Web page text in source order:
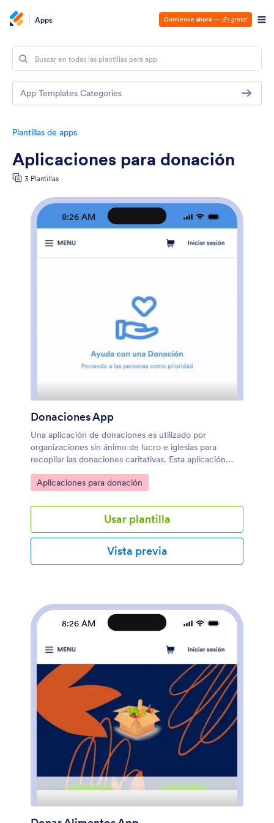
Apps Comience ahora — ¡Es gratis!
Plantillas de apps
Aplicaciones para donación
3 Plantillas
8:26 AM
Donaciones App
Una aplicación de donaciones es utilizado por
organizaciones sin ánimo de lucro e iglesias para
recopilar las donaciones caritativas. Esta aplicación
está lista para poderse utilizar e incluye dos formularios
para las donaciones, tanto de dinero, como de
información general de contacto, especificar cómo les
gustaría realizar la donación, escoger un paquete para
añadirlo al carrito y dejar los comentarios. Recopila las
donaciones en tarjetas de débito o crédito o podéis
integrarlo sin con 30 formas de pago diferentes,
plantilla sin necesidad de utilizar código utilizando el
elemento de arrastrar y soltar del creador de
formularios. Con tan solo unos clics, podéis añadir o
cambiar formularios, subir vuestro logo, añadir
imágenes, links a medios sociales, ¡y mucho más!
Podéis también incluir testimonios de los donantes en
la página de inicio. Una vez esté lista, añadid el link en
vuestra página web o medios sociales y compartidlo
con un boletín de noticias - Los donantes podrán
acceder a ello y descargar vuestra aplicación desde
cualquier dispositivo. Incentiva a vuestros donantes a
tener un impacto real en mundo con esta App de
Donaciones de Jotform.
Ir a Categoría:
Aplicaciones para donación
Usar plantilla
Vista previa
8:26 AM
App Templates Categories